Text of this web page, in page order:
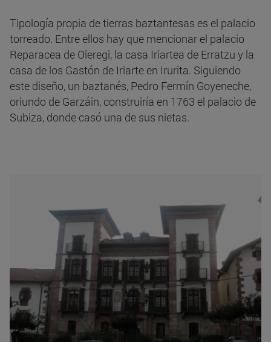
Tipología propia de tierras baztantesas es el palacio
torreado. Entre ellos hay que mencionar el palacio
Reparacea de Oieregi, la casa Iriartea de Erratzu y la
casa de los Gastón de Iriarte en Irurita. Siguiendo
este diseño, un baztanés, Pedro Fermín Goyeneche,
oriundo de Garzáin, construiría en 1763 el palacio de
Subiza, donde casó una de sus nietas.